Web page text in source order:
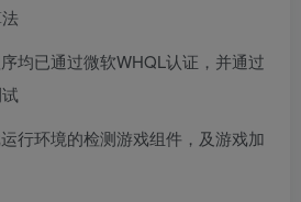
均已通过微软WHQL认证，并通过
行环境的检测游戏组件，及游戏加